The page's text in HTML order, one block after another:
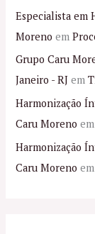
Especialista em
Moreno em
Grupo Caru
Janeiro - RJ em
Harmonização
Caru Moreno
Harmonização
Caru Moreno